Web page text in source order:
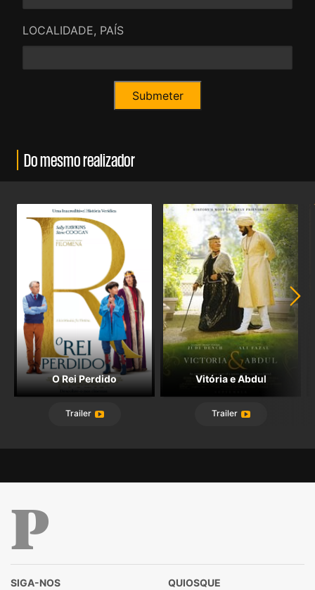
LOCALIDADE, PAÍS
Do mesmo realizador
O Rei Perdido
Trailer
Vitória e Abdul
Trailer
SIGA-NOS
QUIOSQUE